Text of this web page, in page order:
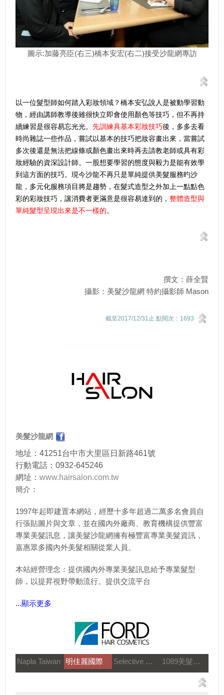
圖示:加藤亮臣(右三)橋本安宏(右二)接受沙龍網專訪
以一位髮型師如何踏入彩妝領域？橋本安弘說人是被動學習動
物，經由講師教導後雖很快立即會使用顏色等技巧，但不再持
續練習是很容易忘光光。 先訓練具基本彩妝技巧後，多多去看
時尚雜誌一些作品，嘗試以基本的技巧把妝容畫出來，當嘗試
多次後還是無法把線條或顏色畫出來時再去請教老師或具有彩
妝經驗的資深設計師。一股想要學習的態度與毅力是能有效學
到這方面的技巧。現今沙龍不再只是單純提供美髮服務旳沙
龍，多元化服務項目將是趨勢，在髮式造型之外加上一點點色
彩的彩妝技巧，讓消費者更滿意是很容易達到的， 整體造型與
單純髮型呈現出來是不一樣的。
撰文：薛全賢
攝影：美髮沙龍網 特約攝影師 Mason
截至2017/12/31止 點閱次：1693
美髮沙龍網
地址：41251台中市大里區日新路461號
行動電話：0932-645246
網址： www.hairsalon.com.tw
簡介：
1997年起即建置本網站，經歷十多年超過二萬多名會員自
行張貼圖片與文章，並在國內外廠商、教育機構提供豐富
專業美髮訊息，讓美髮沙龍網擁有極豐富專業美髮資訊，
嘉惠眾多國內外美髮相關從業人員。
本站經營理念：提供國內外專業美髮訊息給予專業髮型
師，以提昇視野帶動流行。提供交流平台
...顯示更多
Napla Taiwan 明佳麗國際 Selective 雪樂媞 1089美髮教育團隊